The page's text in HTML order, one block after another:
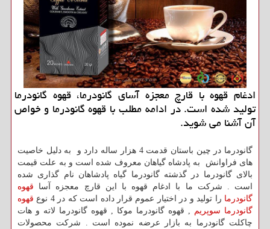
ادغام قهوه با قارچ معجزه آسای گانودرما، قهوه گانودرما
تولید شده است. در ادامه مطلب با قهوه گانودرما و خواص
آن آشنا می شوید.
گانودرما در چین باستان قدمت 4 هزار ساله دارد و به دلیل خاصیت
های فراوانش به پادشاه گیاهان معروف شده است و به علت قیمت
بالای گانودرما در گذشته گانودرما گیاه پادشاهان نام گذاری شده
است . شرکت ما با ادغام قهوه با این قارچ معجزه آسا قهوه
گانودرما را تولید و در اختیار عموم قرار داده است که در 4 نوع
قهوه
گانودرما سوپریم
, قهوه گانودرما موکا , قهوه گانودرما لاته و هات
چاکلت گانودرما به بازار عرضه نموده است . شرکت محصولات